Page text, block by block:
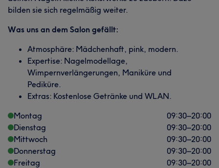
bilden sie sich regelmäßig weiter.
Was uns an dem Salon gefällt:
Atmosphäre: Mädchenhaft, pink, modern.
Expertise: Nagelmodellage,
Wimpernverlängerungen, Maniküre und
Pediküre.
Extras: Kostenlose Getränke und WLAN.
Montag
09:30–20:00
Dienstag
09:30–20:00
Mittwoch
09:30–20:00
Donnerstag
09:30–20:00
Freitag
09:30–20:00